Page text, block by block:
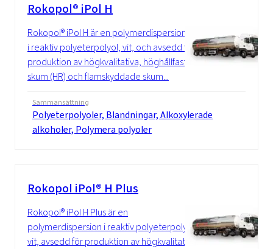
Rokopol® iPol H
Rokopol® iPol H är en polymerdispersion
i reaktiv polyeterpolyol, vit, och avsedd för
produktion av högkvalitativa, höghållfasta
skum (HR) och flamskyddade skum...
Sammansättning
Polyeterpolyoler, Blandningar, Alkoxylerade
alkoholer, Polymera polyoler
Rokopol iPol® H Plus
Rokopol® iPol H Plus är en
polymerdispersion i reaktiv polyeterpolyol,
vit, avsedd för produktion av högkvalitativa,